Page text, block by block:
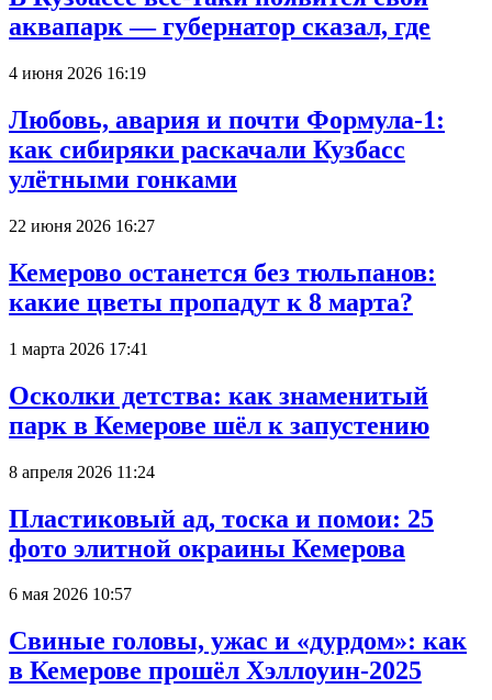
аквапарк — губернатор сказал, где
4 июня 2026 16:19
Любовь, авария и почти Формула-1:
как сибиряки раскачали Кузбасс
улётными гонками
22 июня 2026 16:27
Кемерово останется без тюльпанов:
какие цветы пропадут к 8 марта?
1 марта 2026 17:41
Осколки детства: как знаменитый
парк в Кемерове шёл к запустению
8 апреля 2026 11:24
Пластиковый ад, тоска и помои: 25
фото элитной окраины Кемерова
6 мая 2026 10:57
Свиные головы, ужас и «дурдом»: как
в Кемерове прошёл Хэллоуин-2025